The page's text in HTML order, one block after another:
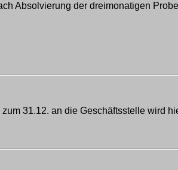
Absolvierung der dreimonatigen
31.12. an die Geschäftsstelle wird